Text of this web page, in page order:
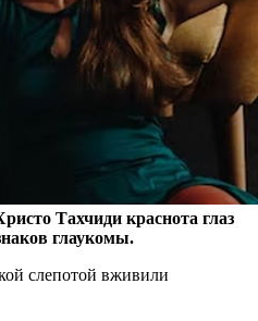
Тахчиди краснота глаз
глаукомы.
слепотой вживили